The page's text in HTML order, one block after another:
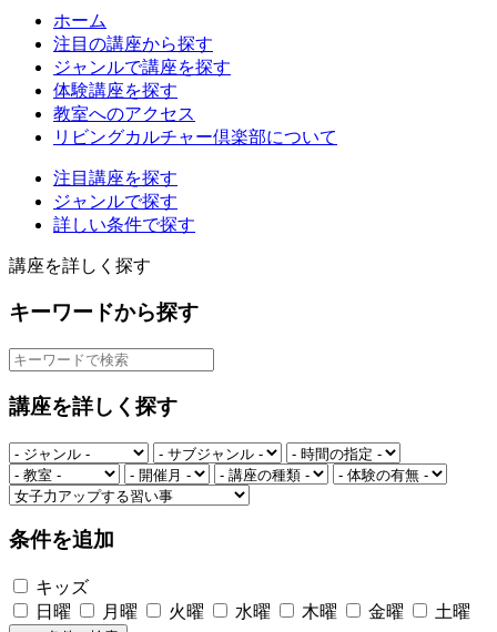
ホーム
注目の講座から探す
ジャンルで講座を探す
体験講座を探す
教室へのアクセス
リビングカルチャー倶楽部について
注目講座を探す
ジャンルで探す
詳しい条件で探す
講座を詳しく探す
キーワードから探す
講座を詳しく探す
条件を追加
キッズ
日曜
月曜 火曜 水曜 木曜 金曜 土曜